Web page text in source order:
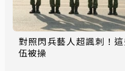
對照閃兵藝人超諷刺！
伍被操